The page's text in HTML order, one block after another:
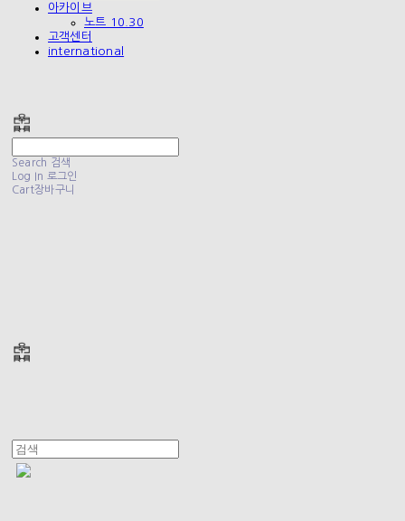
아카이브
노트 10.30
고객센터
international
Search 검색
Log In 로그인
Cart장바구니